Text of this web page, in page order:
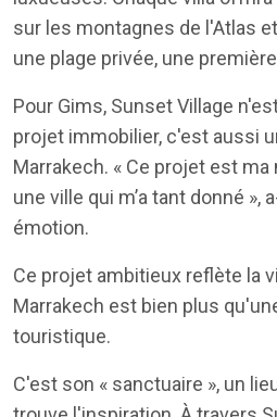
sur les montagnes de l'Atlas
une plage privée, une
Pour Gims, Sunset Village
projet immobilier, c'est aussi
Marrakech. « Ce projet est
une ville qui m’a tant donné »,
émotion.
Ce projet ambitieux reflète la
Marrakech est bien plus
touristique.
C'est son « sanctuaire », un